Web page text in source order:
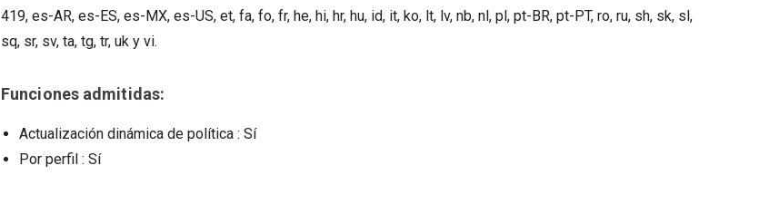
419, es-AR, es-ES, es-MX, es-US, et, fa, fo, fr, he, hi, hr, hu, id, it, ko, lt, lv, nb, nl, pl, pt-BR, pt-PT, ro, ru, sh, sk, sl,
sq, sr, sv, ta, tg, tr, uk y vi.
Funciones admitidas:
Actualización dinámica de política : Sí
Por perfil : Sí